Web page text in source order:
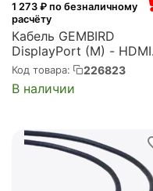
1 273 ₽ по безналичному
расчёту
Кабель GEMBIRD
DisplayPort (M) - HDMI
(M), 5м (CC-DP-HDMI-
5M)
Код товара: 226823
В наличии